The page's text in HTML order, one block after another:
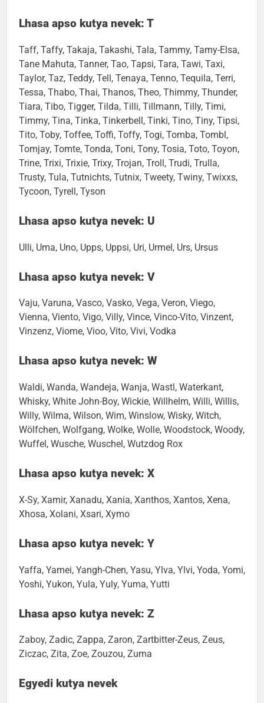
Taff, Taffy, Takaja, Takashi, Tala, Tammy, Tamy-Elsa,
Tane Mahuta, Tanner, Tao, Tapsi, Tara, Tawi, Taxi,
Taylor, Taz, Teddy, Tell, Tenaya, Tenno, Tequila, Terri,
Tessa, Thabo, Thai, Thanos, Theo, Thimmy, Thunder,
Tiara, Tibo, Tigger, Tilda, Tilli, Tillmann, Tilly, Timi,
Timmy, Tina, Tinka, Tinkerbell, Tinki, Tino, Tiny, Tipsi,
Tito, Toby, Toffee, Toffi, Toffy, Togi, Tomba, Tombl,
Tomjay, Tomte, Tonda, Toni, Tony, Tosia, Toto, Toyon,
Trine, Trixi, Trixie, Trixy, Trojan, Troll, Trudi, Trulla,
Trusty, Tula, Tutnichts, Tutnix, Tweety, Twiny, Twixxs,
Lhasa apso kutya nevek: V
Vaju, Varuna, Vasco, Vasko, Vega, Veron, Viego,
Vienna, Viento, Vigo, Villy, Vince, Vinco-Vito, Vinzent,
Waldi, Wanda, Wandeja, Wanja, Wastl, Waterkant,
Whisky, White John-Boy, Wickie, Willhelm, Willi, Willis,
Willy, Wilma, Wilson, Wim, Winslow, Wisky, Witch,
Wölfchen, Wolfgang, Wolke, Wolle, Woodstock, Woody,
X-Sy, Xamir, Xanadu, Xania, Xanthos, Xantos, Xena,
Yaffa, Yamei, Yangh-Chen, Yasu, Ylva, Ylvi, Yoda, Yomi,
Lhasa apso kutya nevek: Z
Zaboy, Zadic, Zappa, Zaron, Zartbitter-Zeus, Zeus,